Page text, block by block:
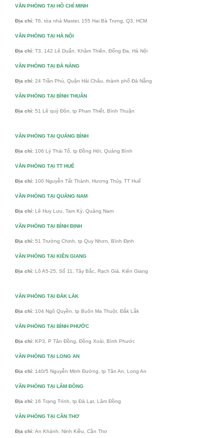
VĂN PHÒNG TẠI HỒ CHÍ MINH
Địa chỉ: T6, tòa nhà Master, 155 Hai Bà Trưng, Q3, HCM
VĂN PHÒNG TẠI HÀ NỘI
Địa chỉ: T3, 142 Lê Duẩn, Khâm Thiên, Đống Đa, Hà Nội
VĂN PHÒNG TẠI ĐÀ NẴNG
Địa chỉ: 24 Trần Phú, Quận Hải Châu, thành phố Đà Nẵng
VĂN PHÒNG TẠI BÌNH THUÂN
Địa chỉ: 51 Lê quý Đôn, tp Phan Thiết, Bình Thuận
VĂN PHÒNG TẠI QUẢNG BÌNH
Địa chỉ: 106 Lý Thái Tổ, tp Đồng Hới, Quảng Bình
VĂN PHÒNG TẠI TT HUẾ
Địa chỉ: 100 Nguyễn Tất Thành, Hương Thủy, TT Huế
VĂN PHÒNG TẠI QUẢNG NAM
Địa chỉ: Lê Huy Lưu, Tam Kỳ, Quảng Nam
VĂN PHÒNG TẠI BÌNH ĐỊNH
Địa chỉ: 51 Trường Chinh, tp Quy Nhơn, Bình Định
VĂN PHÒNG TẠI KIÊN GIANG
Địa chỉ: Lô A5-25, Số 11, Tây Bắc, Rạch Giá, Kiên Giang
VĂN PHÒNG TẠI ĐẮK LẮK
Địa chỉ: 104 Ngô Quyền, tp Buôn Ma Thuột, Đắk Lắk
VĂN PHÒNG TẠI BÌNH PHƯỚC
Địa chỉ: KP3, P Tân Đồng, Đồng Xoài, Bình Phước
VĂN PHÒNG TẠI LONG AN
Địa chỉ: 140/5 Nguyễn Minh Đường, tp Tân An, Long An
VĂN PHÒNG TẠI LÂM ĐỒNG
Địa chỉ: 16 Trạng Trình, tp Đà Lạt, Lâm Đồng
VĂN PHÒNG TẠI CẦN THƠ
Địa chỉ: An Khánh, Ninh Kiều, Cần Thơ